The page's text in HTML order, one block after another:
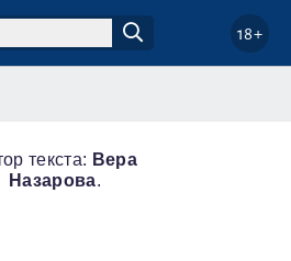
18+
текста: Вера
Назарова.